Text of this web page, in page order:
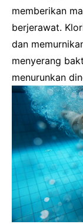
memberikan
berjerawat.
dan
menyerang
menurunkan